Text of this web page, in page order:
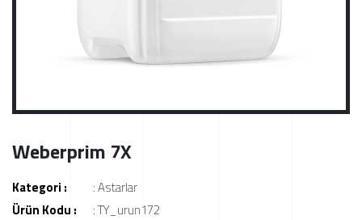
Weberprim 7X
Kategori : :Astarlar
Ürün Kodu :
: TY_urun172